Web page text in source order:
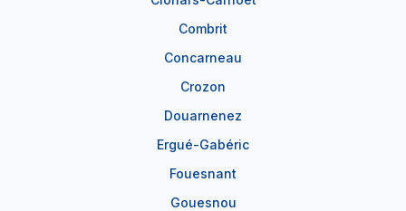
Combrit
Concarneau
Crozon
Douarnenez
Ergué-Gabéric
Fouesnant
Gouesnou